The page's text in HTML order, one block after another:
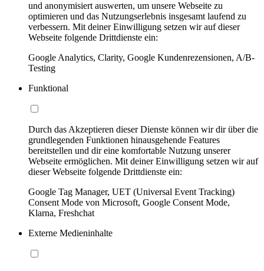
und anonymisiert auswerten, um unsere Webseite zu
optimieren und das Nutzungserlebnis insgesamt laufend zu
verbessern. Mit deiner Einwilligung setzen wir auf dieser
Webseite folgende Drittdienste ein:
Google Analytics, Clarity, Google Kundenrezensionen, A/B-
Testing
Funktional
Durch das Akzeptieren dieser Dienste können wir dir über die
grundlegenden Funktionen hinausgehende Features
bereitstellen und dir eine komfortable Nutzung unserer
Webseite ermöglichen. Mit deiner Einwilligung setzen wir auf
dieser Webseite folgende Drittdienste ein:
Google Tag Manager, UET (Universal Event Tracking)
Consent Mode von Microsoft, Google Consent Mode,
Klarna, Freshchat
Externe Medieninhalte